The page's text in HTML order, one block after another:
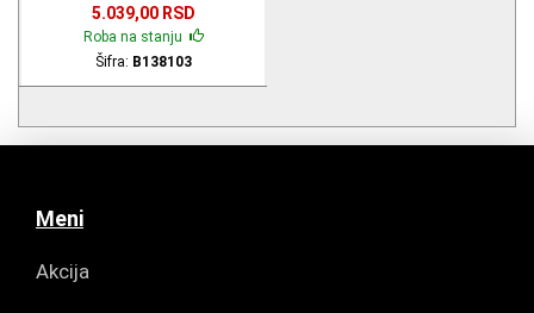
5.039,00 RSD
Roba na stanju
Šifra: B138103
Meni
Akcija